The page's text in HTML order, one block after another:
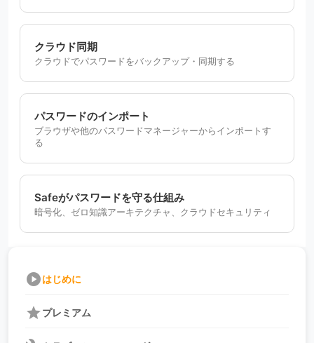
play_circleはじめに
starプレミアム
クラウド同期
クラウドでパスワードをバックアップ・同期する
パスワードのインポート
ブラウザや他のパスワードマネージャーからインポートす
る
Safeがパスワードを守る仕組み
暗号化、ゼロ知識アーキテクチャ、クラウドセキュリティ